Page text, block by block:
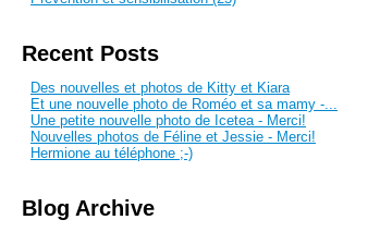
Recent Posts
Des nouvelles et photos de Kitty et Kiara
Et une nouvelle photo de Roméo et sa mamy -...
Une petite nouvelle photo de Icetea - Merci!
Nouvelles photos de Féline et Jessie - Merci!
Hermione au téléphone ;-)
Blog Archive